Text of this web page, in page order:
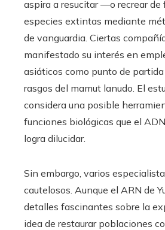
aspira a resucitar —o recrear
especies extintas mediante
de vanguardia. Ciertas
manifestado su interés en
asiáticos como punto de
rasgos del mamut lanudo. El
considera una posible
funciones biológicas que el
logra dilucidar.
Sin embargo, varios
cautelosos. Aunque el ARN de
detalles fascinantes sobre la
idea de restaurar poblaciones